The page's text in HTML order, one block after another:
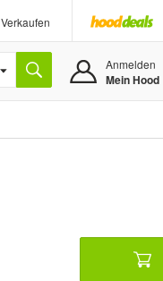
Verkaufen
Anmelden
Mein Hood